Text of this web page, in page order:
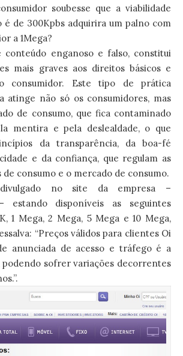
soubesse que a viabilidade
é de 300Kpbs adquirira um palno com
a 1Mega?
conteúdo enganoso e falso, constitui
mais graves aos direitos básicos e
consumidor. Este tipo de prática
atinge não só os consumidores, mas
de consumo, que fica contaminado
mentira e pela deslealdade, o que
da transparência, da boa-fé
e da confiança, que regulam as
consumo e o mercado de consumo.
no site da empresa –
estando disponíveis as seguintes
1 Mega, 2 Mega, 5 Mega e 10 Mega,
“Preços válidos para clientes Oi
anunciada de acesso e tráfego é a
podendo sofrer variações decorrentes